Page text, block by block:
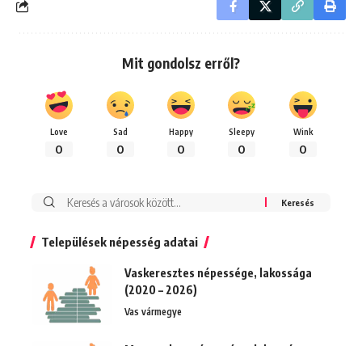
Mit gondolsz erről?
Love
0
Sad
0
Happy
0
Sleepy
0
Wink
0
Keresés:
Települések népesség adatai
Vaskeresztes népessége, lakossága
(2020 – 2026)
Vas vármegye